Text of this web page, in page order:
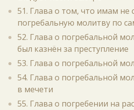
51. Глава о том, что имам не
погребальную молитву по
52. Глава о погребальной
был казнён за преступление
53. Глава о погребальной
54. Глава о погребальной
в мечети
55. Глава о погребении на